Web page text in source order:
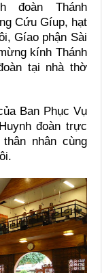
đoàn Thánh
Cứu Gíup, hạt
Gíao phận Sài
kính Thánh
tại nhà thờ
Ban Phục Vụ
đoàn trực
nhân cùng